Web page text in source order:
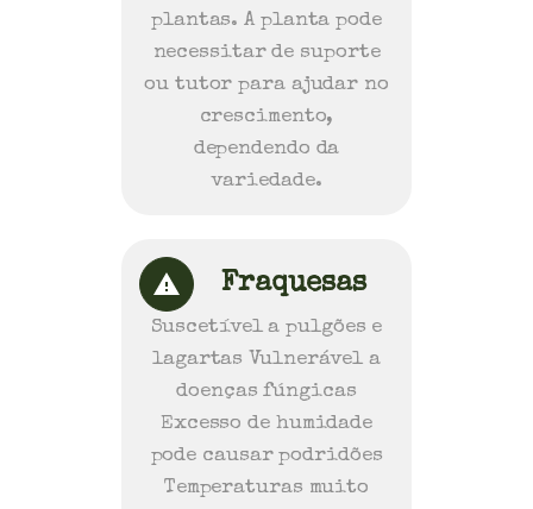
plantas. A planta pode
necessitar de suporte
ou tutor para ajudar no
crescimento,
dependendo da
variedade.
Fraquesas
Suscetível a pulgões e
lagartas Vulnerável a
doenças fúngicas
Excesso de humidade
pode causar podridões
Temperaturas muito